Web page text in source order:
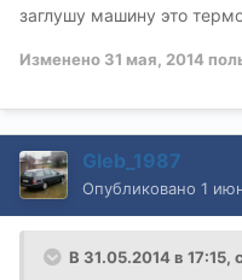
заглушу машину это
Изменено 31 мая, 2014
Gleb_1987
Опубликовано 1
В 31.05.2014 в 17:15,